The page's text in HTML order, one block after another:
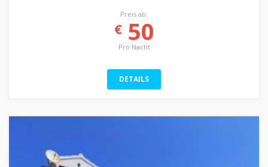
Preis ab:
€50
Pro Nacht
DETAILS